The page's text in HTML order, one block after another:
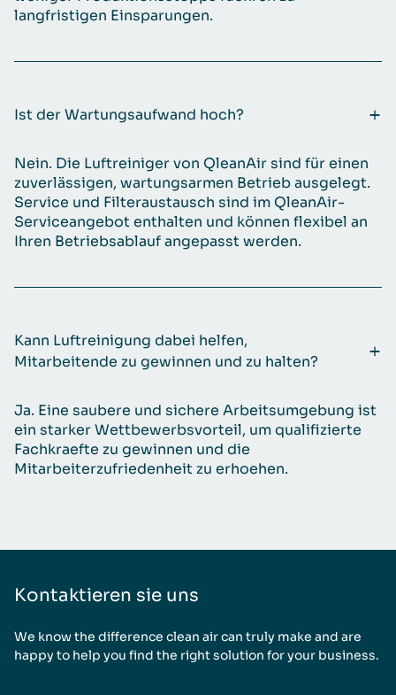
langfristigen Einsparungen.
Ist der Wartungsaufwand hoch?
Nein. Die Luftreiniger von QleanAir sind für einen
zuverlässigen, wartungsarmen Betrieb ausgelegt.
Service und Filteraustausch sind im QleanAir-
Serviceangebot enthalten und können flexibel an
Ihren Betriebsablauf angepasst werden.
Kann Luftreinigung dabei helfen,
Mitarbeitende zu gewinnen und zu halten?
Ja. Eine saubere und sichere Arbeitsumgebung ist
ein starker Wettbewerbsvorteil, um qualifizierte
Fachkraefte zu gewinnen und die
Mitarbeiterzufriedenheit zu erhoehen.
Kontaktieren sie uns
We know the difference clean air can truly make and are
happy to help you find the right solution for your business.